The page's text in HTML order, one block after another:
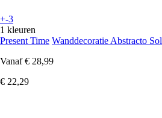
+-3
1 kleuren
Present Time Wanddecoratie Abstracto Sol
Vanaf € 28,99
€ 22,29